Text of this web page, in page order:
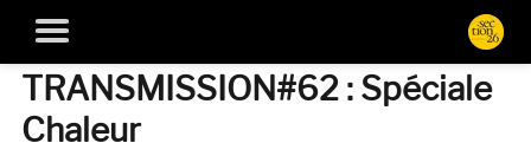
TRANSMISSION#62 : Spéciale
Chaleur